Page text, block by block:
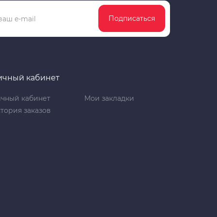
Подписаться
кабинет
кабинет
заказов
Мои закладки